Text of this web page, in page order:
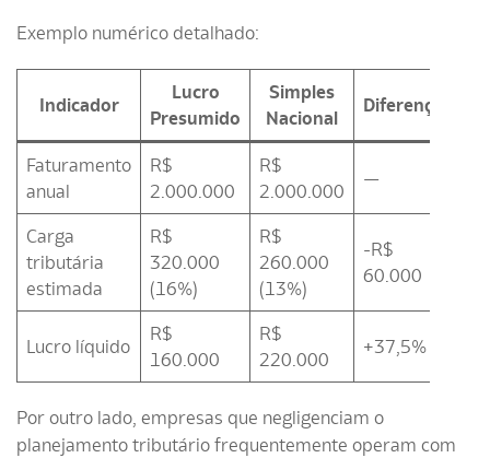
Exemplo numérico detalhado:
Indicador
Lucro
Presumido
Simples
Nacional
Diferença
Faturamento
anual
R$
2.000.000
R$
2.000.000
—
Carga
tributária
estimada
R$
320.000
(16%)
R$
260.000
(13%)
-R$
60.000
Lucro líquido
R$
160.000
R$
220.000
+37,5%
Por outro lado, empresas que negligenciam o
planejamento tributário frequentemente operam com